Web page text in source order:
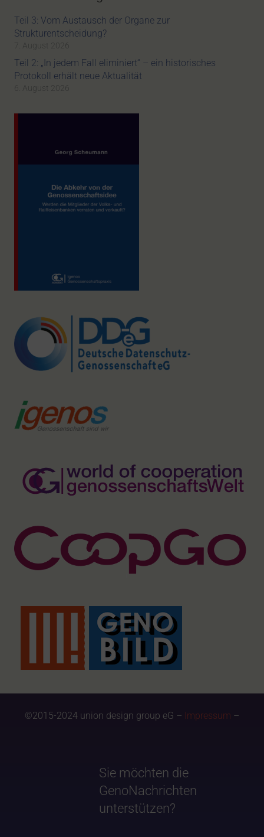
Teil 3: Vom Austausch der Organe zur
Strukturentscheidung?
7. August 2026
Teil 2: „In jedem Fall eliminiert“ – ein historisches
Protokoll erhält neue Aktualität
6. August 2026
©2015-2024 union design group eG – Impressum –
Sie möchten die
GenoNachrichten
unterstützen?